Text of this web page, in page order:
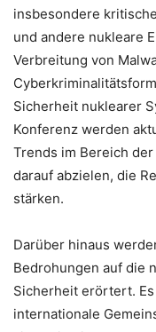
insbesondere
und andere nukleare
Verbreitung von
Sicherheit nuklearer
Konferenz werden
Trends im Bereich
darauf abzielen, die
stärken.
Darüber hinaus
Bedrohungen auf die
Sicherheit erörtert.
internationale